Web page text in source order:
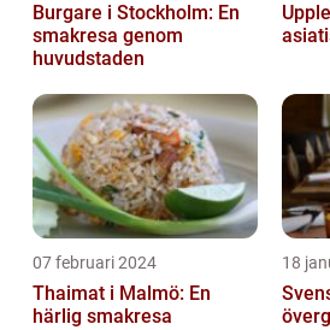
Burgare i Stockholm: En
smakresa genom
huvudstaden
07 februari 2024
Thaimat i Malmö: En
härlig smakresa
18